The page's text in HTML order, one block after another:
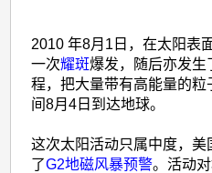
2010 年8月1日，在太阳表
一次耀斑爆发，随后亦发生
程，把大量带有高能量的
间8月4日到达地球。
这次太阳活动只属中度，
了G2地磁风暴预警。活动